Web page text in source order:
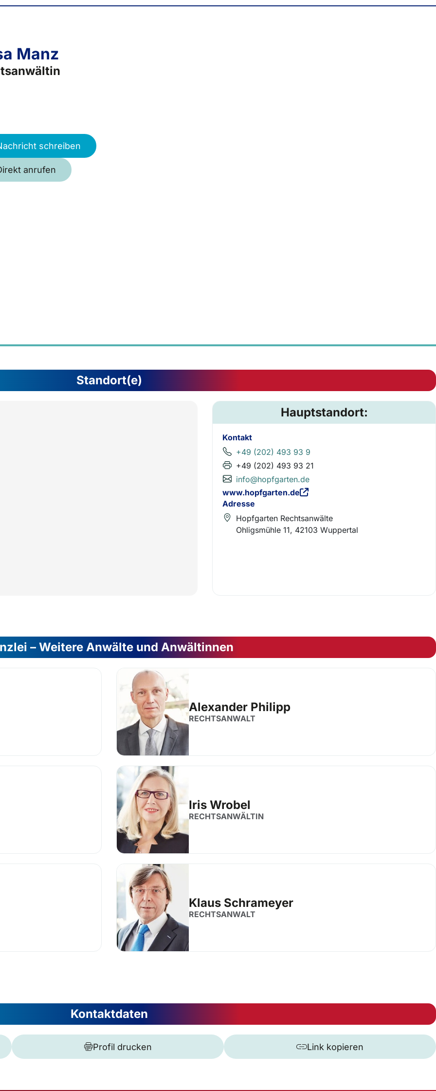
Manz
schreiben
anrufen
Standort(e)
Hauptstandort:
Kontakt
+49 (202) 493 93 9
+49 (202) 493 93 21
info@hopfgarten.de
www.hopfgarten.de
Adresse
Hopfgarten Rechtsanwälte
Ohligsmühle 11, 42103 Wuppertal
– Weitere Anwälte und Anwältinnen
Alexander Philipp
RECHTSANWALT
Iris Wrobel
RECHTSANWÄLTIN
Klaus Schrameyer
RECHTSANWALT
Kontaktdaten
Profil drucken Link kopieren